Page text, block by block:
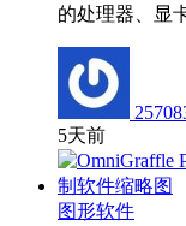
的处理器、显
5天前
图形软件